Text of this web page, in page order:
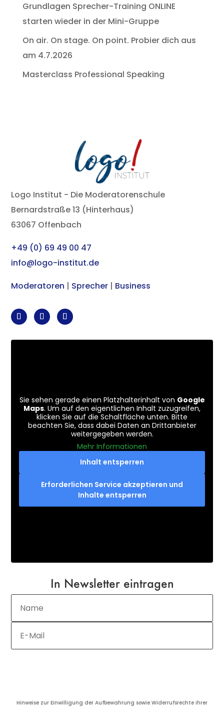
Grundlagen Sprecher-Training ONLINE
starten wieder in der Mini-Gruppe
On air. On stage. On point. Probier dich aus
am 4.7.2026
Masterclass Professional Speaking
Logo Institut - Die Moderatorenschule
Bernardstraße 13 (Hinterhaus)
63067 Offenbach
+49 (0) 69 49 00 47
info@logo-institut.de
Moderatoren | Sprecher | Business
Sie sehen gerade einen Platzhalterinhalt von Google
Maps. Um auf den eigentlichen Inhalt zuzugreifen,
klicken Sie auf die Schaltfläche unten. Bitte
beachten Sie, dass dabei Daten an Drittanbieter
weitergegeben werden.
Mehr Informationen
Inhalt entsperren
Erforderlichen Service akzeptieren und
Inhalte entsperren
In Newsletter eintragen
Hinweise zur Einwilligung der Aufbewahrung sowie Widerrufsrechte ihrer